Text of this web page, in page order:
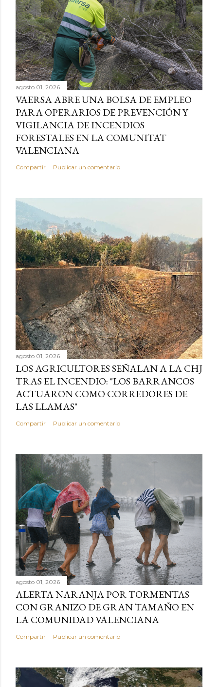
agosto 01, 2026
VAERSA ABRE UNA BOLSA DE EMPLEO
PARA OPERARIOS DE PREVENCIÓN Y
VIGILANCIA DE INCENDIOS
FORESTALES EN LA COMUNITAT
VALENCIANA
Compartir Publicar un comentario
agosto 01, 2026
LOS AGRICULTORES SEÑALAN A LA CHJ
TRAS EL INCENDIO: "LOS BARRANCOS
ACTUARON COMO CORREDORES DE
LAS LLAMAS"
Compartir Publicar un comentario
agosto 01, 2026
ALERTA NARANJA POR TORMENTAS
CON GRANIZO DE GRAN TAMAÑO EN
LA COMUNIDAD VALENCIANA
Compartir Publicar un comentario